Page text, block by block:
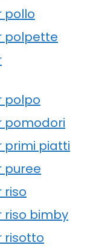
pollo
polpette
polpo
pomodori
primi piatti
puree
riso
riso bimby
risotto